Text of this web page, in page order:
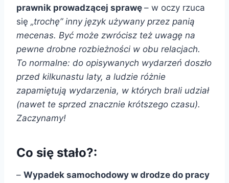
prawnik prowadzącej sprawę – w oczy rzuca
się „trochę” inny język używany przez panią
mecenas. Być może zwrócisz też uwagę na
pewne drobne rozbieżności w obu relacjach.
To normalne: do opisywanych wydarzeń doszło
przed kilkunastu laty, a ludzie różnie
zapamiętują wydarzenia, w których brali udział
(nawet te sprzed znacznie krótszego czasu).
Zaczynamy!
Co się stało?:
– Wypadek samochodowy w drodze do pracy